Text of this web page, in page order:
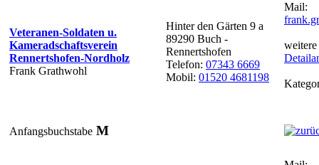
Veteranen-Soldaten u.
Kameradschaftsverein
Rennertshofen-Nordholz
Frank Grathwohl
Hinter den Gärten 9 a
89290 Buch -
Rennertshofen
Telefon: 07343 6669
Mobil: 01520 4681198
Mail:
Anfangsbuchstabe M